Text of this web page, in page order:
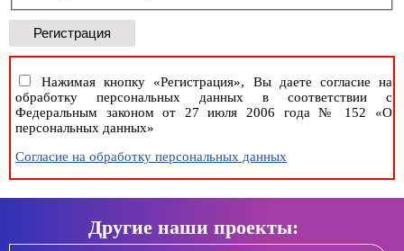
Нажимая кнопку «Регистрация», Вы даете согласие на
обработку персональных данных в соответствии с
Федеральным законом от 27 июля 2006 года № 152 «О
персональных данных»
Согласие на обработку персональных данных
Другие наши проекты: